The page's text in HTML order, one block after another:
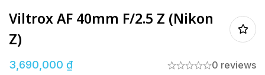
Viltrox AF 40mm F/2.5 Z (Nikon
Z)
3,690,000 ₫ 0 reviews